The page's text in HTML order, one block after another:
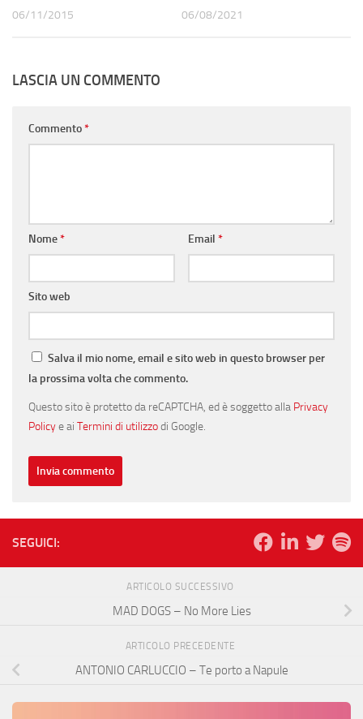
06/11/2015 06/08/2021
LASCIA UN COMMENTO
Commento*
Nome* Email *
Sito web
Salva il mio nome, email e sito web in questo browser per
la prossima volta che commento.
Questo sito è protetto da reCAPTCHA, ed è soggetto alla Privacy
Policye ai Termini di utilizzodi Google.
SEGUICI:
ARTICOLO SUCCESSIVO
MAD DOGS – No More Lies
ARTICOLO PRECEDENTE
ANTONIO CARLUCCIO – Te porto a Napule